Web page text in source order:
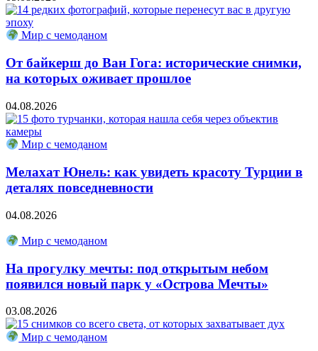
Мир с чемоданом
От байкерш до Ван Гога: исторические снимки,
на которых оживает прошлое
04.08.2026
Мир с чемоданом
Мелахат Юнель: как увидеть красоту Турции в
деталях повседневности
04.08.2026
Мир с чемоданом
На прогулку мечты: под открытым небом
появился новый парк у «Острова Мечты»
03.08.2026
Мир с чемоданом